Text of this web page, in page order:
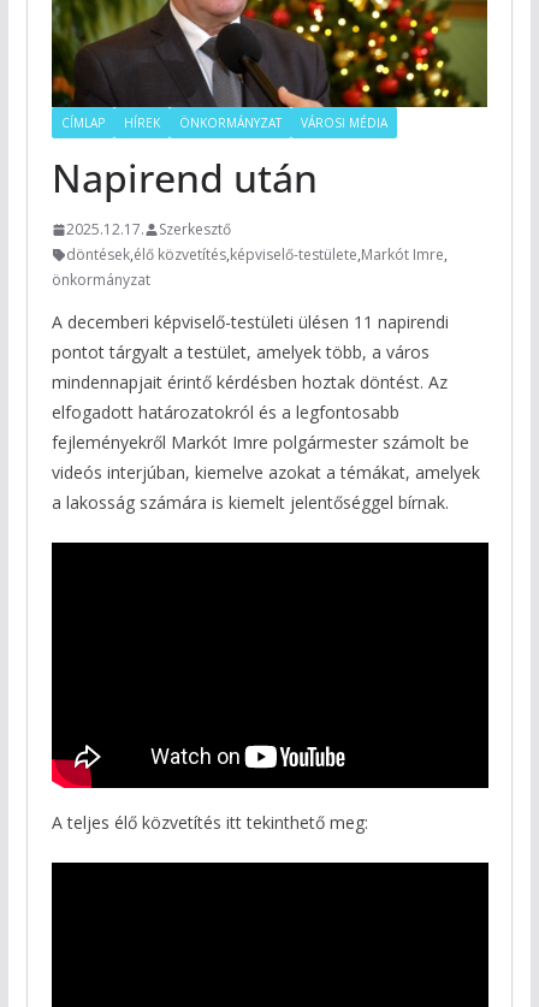
CÍMLAP HÍREK ÖNKORMÁNYZAT VÁROSI MÉDIA
Napirend után
2025.12.17.
Szerkesztő
döntések,élő közvetítés,képviselő-testülete,Markót Imre,
önkormányzat
A decemberi képviselő-testületi ülésen 11 napirendi
pontot tárgyalt a testület, amelyek több, a város
mindennapjait érintő kérdésben hoztak döntést. Az
elfogadott határozatokról és a legfontosabb
fejleményekről Markót Imre polgármester számolt be
videós interjúban, kiemelve azokat a témákat, amelyek
a lakosság számára is kiemelt jelentőséggel bírnak.
A teljes élő közvetítés itt tekinthető meg: